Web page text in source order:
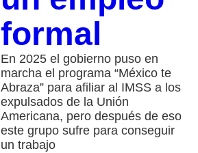
formal
En 2025 el gobierno puso en
marcha el programa “México te
Abraza” para afiliar al IMSS a los
expulsados de la Unión
Americana, pero después de eso
este grupo sufre para conseguir
un trabajo